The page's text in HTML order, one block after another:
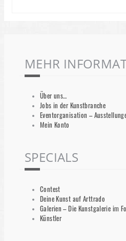
MEHR
Über uns…
Jobs in der Kunstbranche
Eventorganisation –
Mein Konto
SPECIALS
Contest
Deine Kunst auf Arttrado
Galerien – Die Kunstgalerie im
Künstler